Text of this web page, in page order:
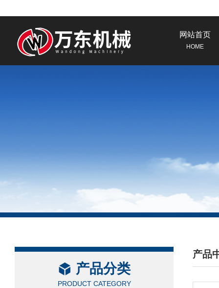
网站首页
HOME
产品分类
PRODUCT CATEGORY
产品
/